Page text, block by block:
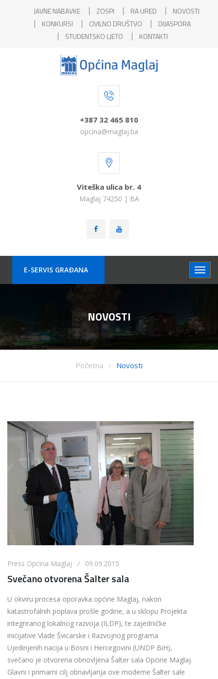
JAVNE NABAVKE ZOSPI RA URED
NOVOSTI
KONKURSI
CIVILNO DRUŠTVO
DIJASPORA
STUDENTSKO LJETO
KONTAKTI
+387 32 465 810
opcina@maglaj.ba
Viteška ulica br. 4
Maglaj 74250 | BA
E-SERVIS GRAÐANA
NOVOSTI
Početna Novosti
Press Općina Maglaj / 09.09.2015
Svečano otvorena Šalter sala
U okviru procesa oporavka općine Maglaj, nakon
katastrofalnih poplava prošle godine, a u sklopu Projekta
integriranog lokalnog razvoja (ILDP), te zajedničke
inicijative Vlade Švicarske i Razvojnog programa
Ujedinjenih nacija u Bosni i Hercegovini (UNDP BiH),
svečano je otvorena obnovljena Šalter sala Općine Maglaj.
Glavni i primarni cilj obnavljanja ove moderne Šalter sale